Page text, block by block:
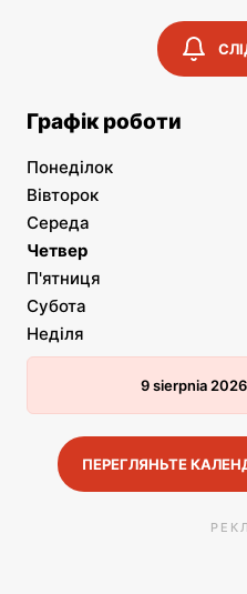
Графік роботи
Понеділок
Вівторок
Середа
Четвер
П'ятниця
Субота
Неділя
9 sierpnia 2026
ПЕРЕГЛЯНЬТЕ